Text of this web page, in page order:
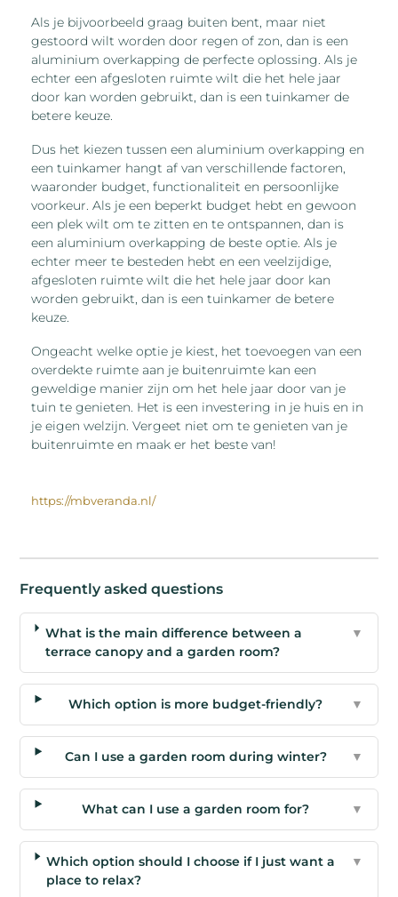
Als je bijvoorbeeld graag buiten bent, maar niet
gestoord wilt worden door regen of zon, dan is een
aluminium overkapping de perfecte oplossing. Als je
echter een afgesloten ruimte wilt die het hele jaar
door kan worden gebruikt, dan is een tuinkamer de
betere keuze.
Dus het kiezen tussen een aluminium overkapping en
een tuinkamer hangt af van verschillende factoren,
waaronder budget, functionaliteit en persoonlijke
voorkeur. Als je een beperkt budget hebt en gewoon
een plek wilt om te zitten en te ontspannen, dan is
een aluminium overkapping de beste optie. Als je
echter meer te besteden hebt en een veelzijdige,
afgesloten ruimte wilt die het hele jaar door kan
worden gebruikt, dan is een tuinkamer de betere
keuze.
Ongeacht welke optie je kiest, het toevoegen van een
overdekte ruimte aan je buitenruimte kan een
geweldige manier zijn om het hele jaar door van je
tuin te genieten. Het is een investering in je huis en in
je eigen welzijn. Vergeet niet om te genieten van je
buitenruimte en maak er het beste van!
https://mbveranda.nl/
Frequently asked questions
What is the main difference between a
terrace canopy and a garden room?
▼
Which option is more budget-friendly? ▼
Can I use a garden room during winter? ▼
What can I use a garden room for? ▼
Which option should I choose if I just want a
place to relax?
▼